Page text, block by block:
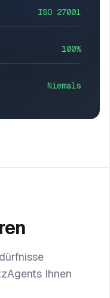
ISO 27001
100%
Niemals
Ihnen